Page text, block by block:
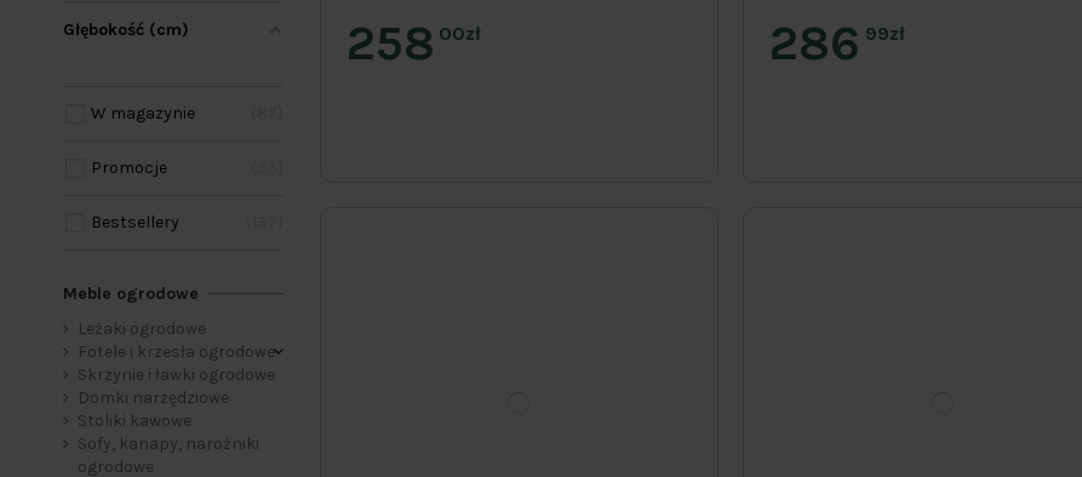
258 00zł 286 99zł
Głębokość (cm)
W magazynie
Promocje
Bestsellery
Meble ogrodowe
Leżaki ogrodowe
Fotele i krzesła ogrodowe
Skrzynie i ławki ogrodowe
Domki narzędziowe
Stoliki kawowe
Sofy, kanapy, narożniki
ogrodowe